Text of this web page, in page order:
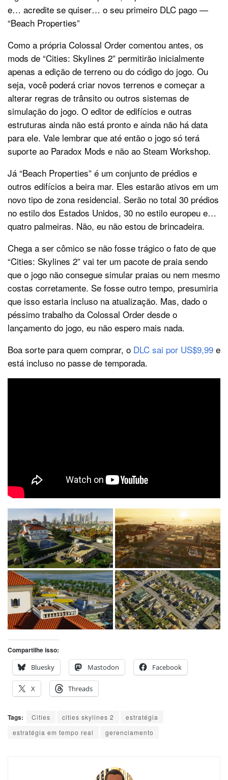
e… acredite se quiser… o seu primeiro DLC pago —
“Beach Properties”
Como a própria Colossal Order comentou antes, os
mods de “Cities: Skylines 2” permitirão inicialmente
apenas a edição de terreno ou do código do jogo. Ou
seja, você poderá criar novos terrenos e começar a
alterar regras de trânsito ou outros sistemas de
simulação do jogo. O editor de edifícios e outras
estruturas ainda não está pronto e ainda não há data
para ele. Vale lembrar que até então o jogo só terá
suporte ao Paradox Mods e não ao Steam Workshop.
Já “Beach Properties” é um conjunto de prédios e
outros edifícios a beira mar. Eles estarão ativos em um
novo tipo de zona residencial. Serão no total 30 prédios
no estilo dos Estados Unidos, 30 no estilo europeu e…
quatro palmeiras. Não, eu não estou de brincadeira.
Chega a ser cômico se não fosse trágico o fato de que
“Cities: Skylines 2” vai ter um pacote de praia sendo
que o jogo não consegue simular praias ou nem mesmo
costas corretamente. Se fosse outro tempo, presumiria
que isso estaria incluso na atualização. Mas, dado o
péssimo trabalho da Colossal Order desde o
lançamento do jogo, eu não espero mais nada.
Boa sorte para quem comprar, o DLC sai por US$9,99 e
está incluso no passe de temporada.
Compartilhe isso:
Bluesky
Mastodon Facebook
X Threads
Tags: Cities cities skylines 2
estratégia
estratégia em tempo real
gerenciamento